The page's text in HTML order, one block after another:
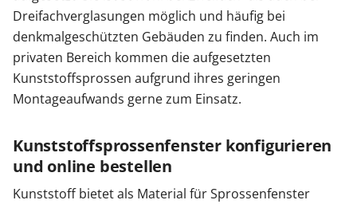
Dreifachverglasungen möglich und häufig bei
denkmalgeschützten Gebäuden zu finden. Auch im
privaten Bereich kommen die aufgesetzten
Kunststoffsprossen aufgrund ihres geringen
Montageaufwands gerne zum Einsatz.
Kunststoffsprossenfenster konfigurieren
und online bestellen
Kunststoff bietet als Material für Sprossenfenster